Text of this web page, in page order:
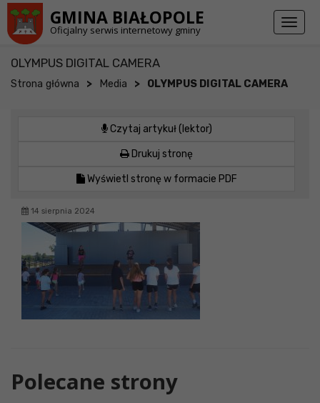
GMINA BIAŁOPOLE
Oficjalny serwis internetowy gminy
Toggle
OLYMPUS DIGITAL CAMERA
Strona główna > Media > OLYMPUS DIGITAL CAMERA
Czytaj artykuł (lektor)
Drukuj stronę
Wyświetl stronę w formacie PDF
14 sierpnia 2024
Polecane strony